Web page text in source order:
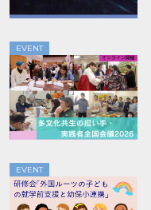
EVENT
EVENT